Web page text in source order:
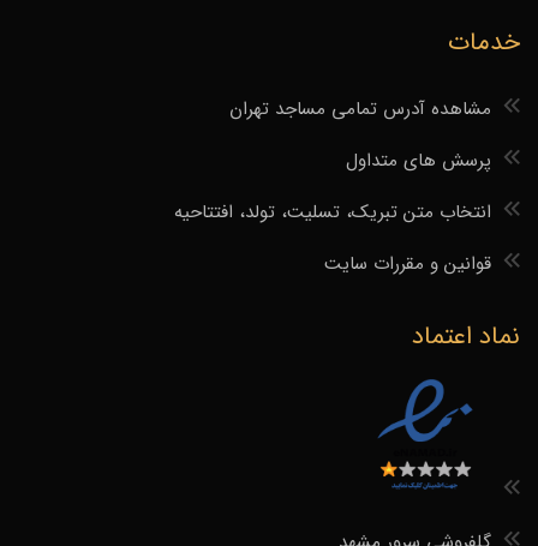
خدمات
مشاهده آدرس تمامی مساجد تهران
پرسش های متداول
انتخاب متن تبریک، تسلیت، تولد، افتتاحیه
قوانین و مقررات سایت
نماد اعتماد